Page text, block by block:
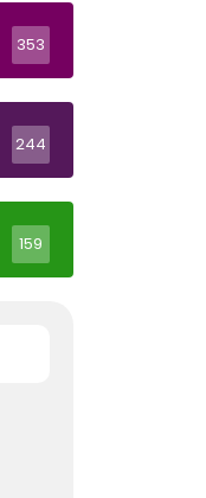
353
244
159